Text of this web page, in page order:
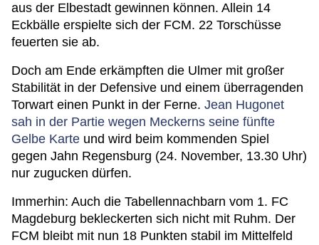
aus der Elbestadt gewinnen können. Allein 14
Eckbälle erspielte sich der FCM. 22 Torschüsse
feuerten sie ab.
Doch am Ende erkämpften die Ulmer mit großer
Stabilität in der Defensive und einem überragenden
Torwart einen Punkt in der Ferne. Jean Hugonet
sah in der Partie wegen Meckerns seine fünfte
Gelbe Karte und wird beim kommenden Spiel
gegen Jahn Regensburg (24. November, 13.30 Uhr)
nur zugucken dürfen.
Immerhin: Auch die Tabellennachbarn vom 1. FC
Magdeburg bekleckerten sich nicht mit Ruhm. Der
FCM bleibt mit nun 18 Punkten stabil im Mittelfeld